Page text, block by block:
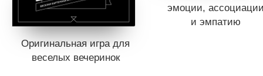
Оригинальная игра для
веселых вечеринок
эмоции,
и эмпатию